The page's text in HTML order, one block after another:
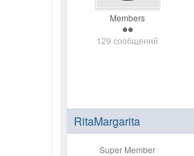
Members
129 сообщений
RitaMargarita
Super Member